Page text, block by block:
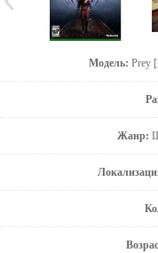
Модель: Prey
Жанр: